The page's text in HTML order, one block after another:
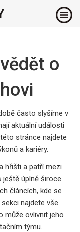
o
často slyšíme v
aktuální události
stránce najdete
a kariéry.
hřišti a patří mezi
ještě úplně široce
článcích, kde se
najdete vše
může ovlivnit jeho
týmu.